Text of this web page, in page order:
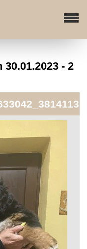
- 2